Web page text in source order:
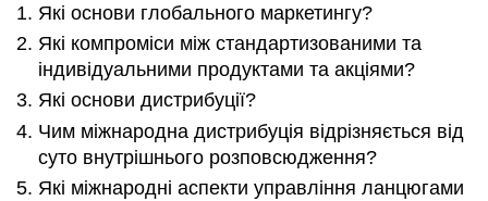
Які основи глобального маркетингу?
Які компроміси між стандартизованими та
індивідуальними продуктами та акціями?
Які основи дистрибуції?
Чим міжнародна дистрибуція відрізняється від
суто внутрішнього розповсюдження?
Які міжнародні аспекти управління ланцюгами